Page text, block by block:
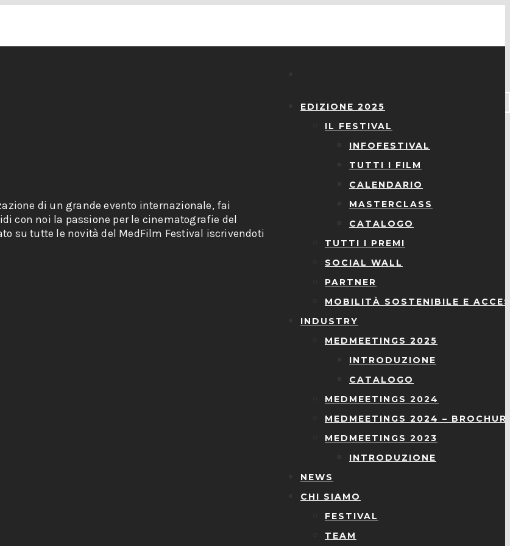
EDIZIONE 2025
IL FESTIVAL
INFOFESTIVAL
TUTTI I FILM
CALENDARIO
MASTERCLASS
CATALOGO
TUTTI I PREMI
SOCIAL WALL
PARTNER
MOBILITÀ SOSTENIBILE E
INDUSTRY
MEDMEETINGS 2025
INTRODUZIONE
CATALOGO
MEDMEETINGS 2024
MEDMEETINGS 2024 –
MEDMEETINGS 2023
INTRODUZIONE
NEWS
CHI SIAMO
FESTIVAL
TEAM
di un grande evento internazionale, fai
con noi la passione per le cinematografie del
su tutte le novità del MedFilm Festival iscrivendoti